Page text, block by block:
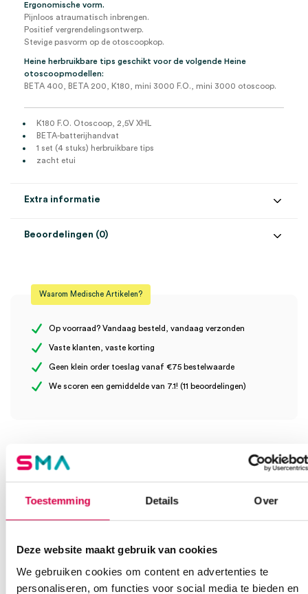
Toestemming Details Over
Deze website maakt gebruik van cookies
We gebruiken cookies om content en advertenties te
personaliseren, om functies voor social media te bieden en
Ergonomische vorm.
Pijnloos atraumatisch inbrengen.
Positief vergrendelingsontwerp.
Stevige pasvorm op de otoscoopkop.
Heine herbruikbare tips geschikt voor de volgende Heine
otoscoopmodellen:
BETA 400, BETA 200, K180, mini 3000 F.O., mini 3000 otoscoop.
K180 F.O. Otoscoop, 2,5V XHL
BETA-batterijhandvat
1 set (4 stuks) herbruikbare tips
zacht etui
Extra informatie
Steriel onsteriel
Uitvoering
Beoordelingen (0)
Er zijn nog geen beoordelingen.
batterijhandvat, etui (set)” te beoordelen
Waarom Medische Artikelen?
Op voorraad? Vandaag besteld, vandaag verzonden
Vaste klanten, vaste korting
Geen klein order toeslag vanaf €75 bestelwaarde
We scoren een gemiddelde van 7.1! (11 beoordelingen)
Klantenservice
Vind je antwoord snel en makkelijk op onze klantenservice pagina.
Of contacteer ons via een van de onderstaande opties.